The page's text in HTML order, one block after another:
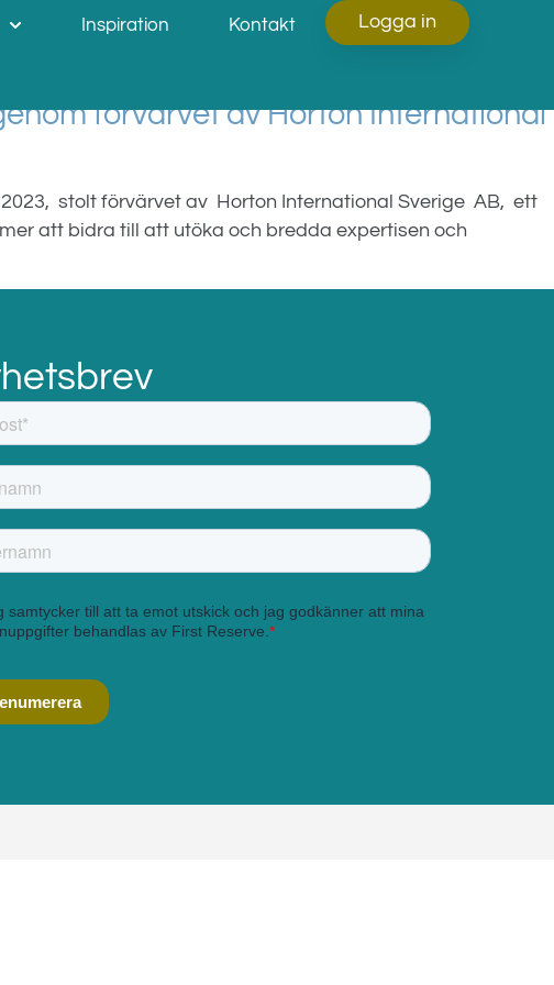
Inspiration Kontakt Logga in
förvärvet av Horton International
stolt förvärvet av Horton International Sverige AB, ett
att bidra till att utöka och bredda expertisen och